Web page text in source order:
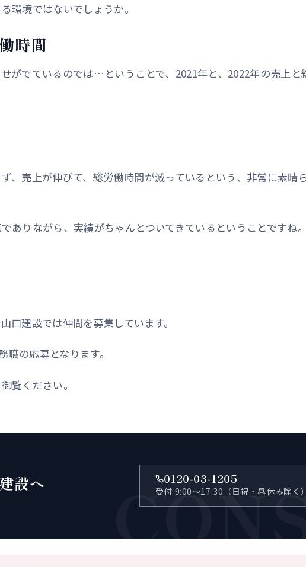
環境ではないでしょうか。
時間
がでているのでは…ということで、2021年と、2022年の売上と
、売上が伸びて、総労働時間が減っているという、非常に素晴
ありながら、実績がちゃんとついてきているということですね。
口建設では仲間を募集しています。
の応募となります。
覧ください。
設へ 0120-03-1205
受付 9:00〜17:30（日祝・昼休み除く）